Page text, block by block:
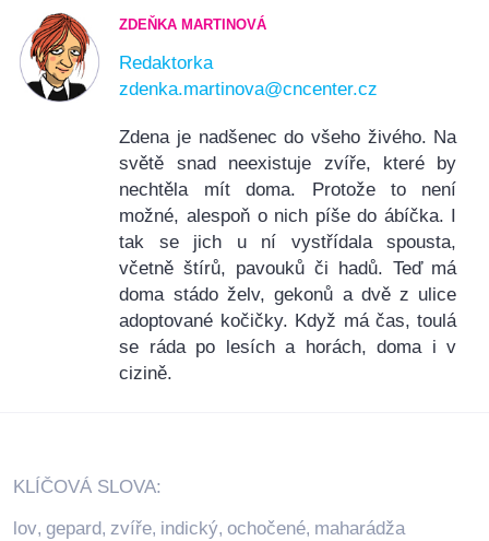
ZDEŇKA MARTINOVÁ
Redaktorka
zdenka.martinova@cncenter.cz
Zdena je nadšenec do všeho živého. Na
světě snad neexistuje zvíře, které by
nechtěla mít doma. Protože to není
možné, alespoň o nich píše do ábíčka. I
tak se jich u ní vystřídala spousta,
včetně štírů, pavouků či hadů. Teď má
doma stádo želv, gekonů a dvě z ulice
adoptované kočičky. Když má čas, toulá
se ráda po lesích a horách, doma i v
cizině.
KLÍČOVÁ SLOVA:
lov, gepard, zvíře, indický, ochočené, maharádža